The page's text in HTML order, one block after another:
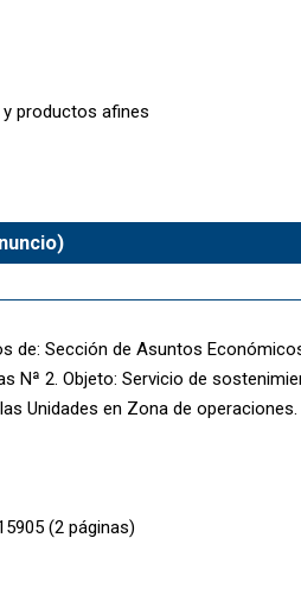
productos afines
de: Sección de Asuntos
Nª 2. Objeto: Servicio de
Unidades en Zona de
(2 páginas)